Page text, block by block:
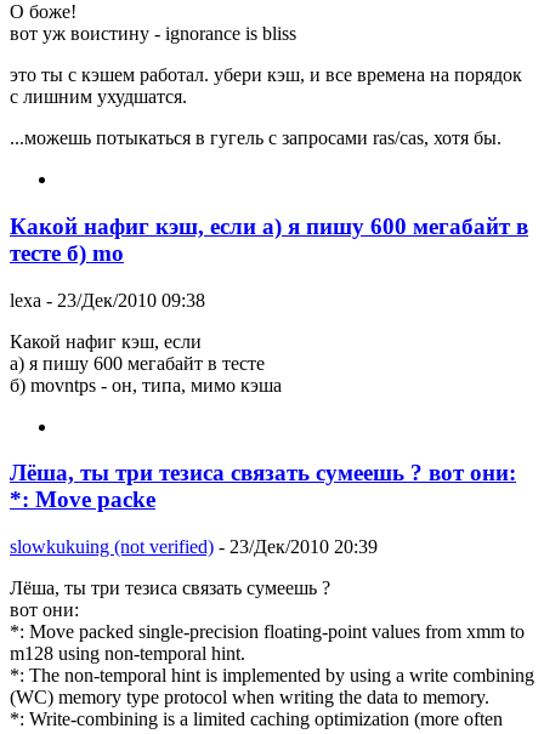
О боже!
вот уж воистину - ignorance is bliss
это ты с кэшем работал. убери кэш, и все времена на порядок
с лишним ухудшатся.
...можешь потыкаться в гугель с запросами ras/cas, хотя бы.
Какой нафиг кэш, если а) я пишу 600 мегабайт в
тесте б) mo
lexa - 23/Дек/2010 09:38
Какой нафиг кэш, если
а) я пишу 600 мегабайт в тесте
б) movntps - он, типа, мимо кэша
Лёша, ты три тезиса связать сумеешь ? вот они:
*: Move packe
slowkukuing (not verified) - 23/Дек/2010 20:39
Лёша, ты три тезиса связать сумеешь ?
вот они:
*: Move packed single-precision floating-point values from xmm to
m128 using non-temporal hint.
*: The non-temporal hint is implemented by using a write combining
(WC) memory type protocol when writing the data to memory.
*: Write-combining is a limited caching optimization (more often